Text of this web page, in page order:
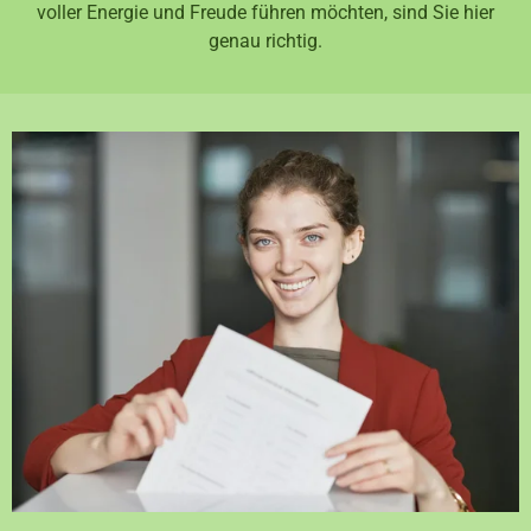
voller Energie und Freude führen möchten, sind Sie hier
genau richtig.